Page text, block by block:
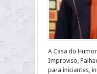
A Casa do
Improviso,
para iniciantes,